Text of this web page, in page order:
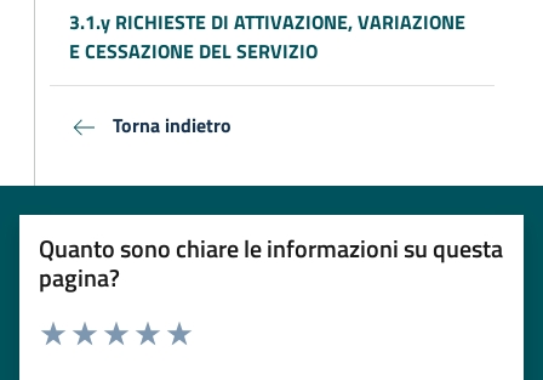
3.1.y RICHIESTE DI ATTIVAZIONE, VARIAZIONE
E CESSAZIONE DEL SERVIZIO
Torna indietro
Quanto sono chiare le informazioni su questa
pagina?
Rating: